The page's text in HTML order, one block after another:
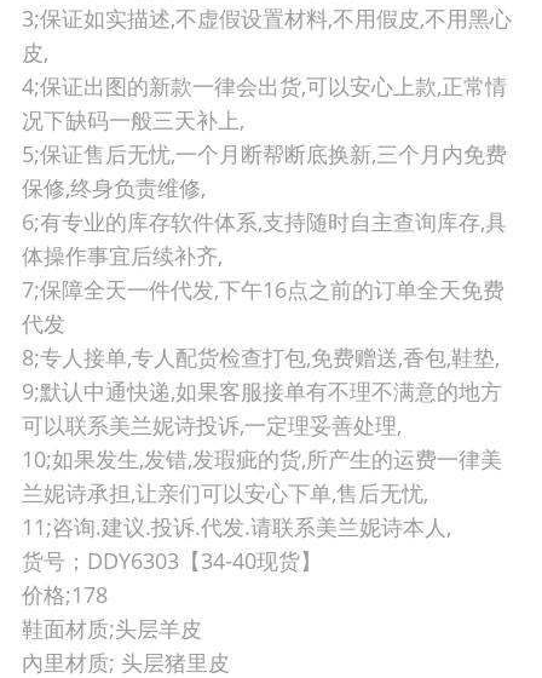
3;保证如实描述,不虚假设置材料,不用假皮,不用黑心
皮,
4;保证出图的新款一律会出货,可以安心上款,正常情
况下缺码一般三天补上,
5;保证售后无忧,一个月断帮断底换新,三个月内免费
保修,终身负责维修,
6;有专业的库存软件体系,支持随时自主查询库存,具
体操作事宜后续补齐,
7;保障全天一件代发,下午16点之前的订单全天免费
代发
8;专人接单,专人配货检查打包,免费赠送,香包,鞋垫,
9;默认中通快递,如果客服接单有不理不满意的地方
可以联系美兰妮诗投诉,一定理妥善处理,
10;如果发生,发错,发瑕疵的货,所产生的运费一律美
兰妮诗承担,让亲们可以安心下单,售后无忧,
11;咨询.建议.投诉.代发.请联系美兰妮诗本人,
货号；DDY6303【34-40现货】
价格;178
鞋面材质;头层羊皮
內里材质; 头层猪里皮